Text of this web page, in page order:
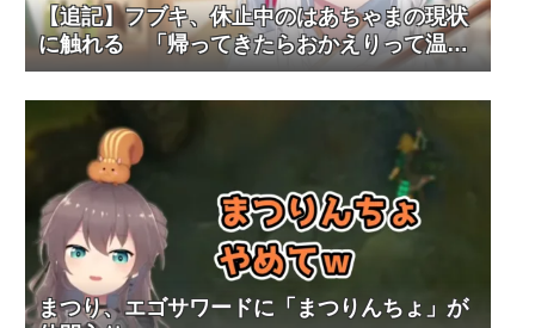
【追記】フブキ、休止中のはあちゃまの現状
に触れる 「帰ってきたらおかえりって温か
くお迎えしましょ」
まつり、エゴサワードに「まつりんちょ」が